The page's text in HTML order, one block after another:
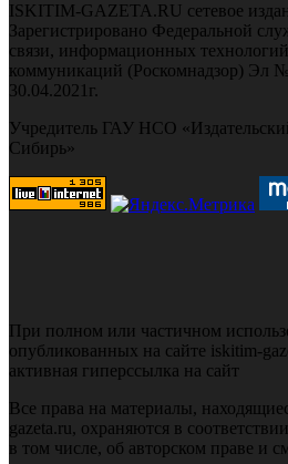
ISKITIM-GAZETA.RU сетевое
Зарегистрировано Федеральной
связи, информационных
коммуникаций (Роскомнадзор) Эл
30.04.2021г.
Учредитель ГАУ НСО
Сибирь»
При полном или частичном
опубликованных на сайте iskitim-
активная гиперссылка на сайт
Все права на материалы,
gazeta.ru, охраняются в
в том числе, об авторском праве и